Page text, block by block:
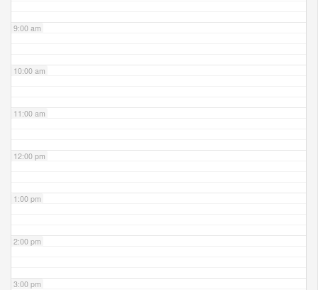
9:00 am
10:00 am
11:00 am
12:00 pm
1:00 pm
2:00 pm
3:00 pm